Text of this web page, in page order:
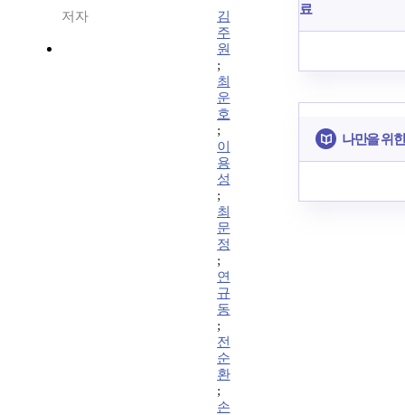
저자
김
주
원
;
최
운
호
;
이
용
성
;
최
문
정
;
연
규
동
;
전
순
환
;
손
료
나만을 위